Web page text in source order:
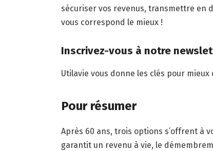
sécuriser vos revenus, transmettre en
vous correspond le mieux !
Inscrivez-vous à notre
Utilavie vous donne les clés pour
Pour résumer
Après 60 ans, trois options s’offrent à
garantit un revenu à vie, le